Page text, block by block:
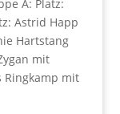
A: Platz:
Astrid Happ
Hartstang
mit
Ringkamp mit